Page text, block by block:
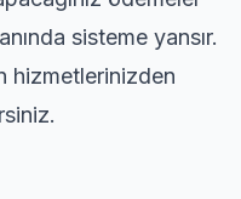
sisteme yansır.
hizmetlerinizden